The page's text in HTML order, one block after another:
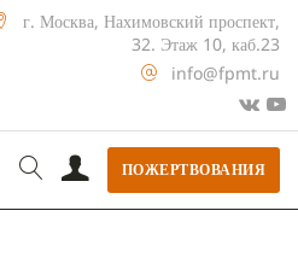
г. Москва, Нахимовский проспект,
32. Этаж 10, каб.23
info@fpmt.ru
ПОЖЕРТВОВАНИЯ